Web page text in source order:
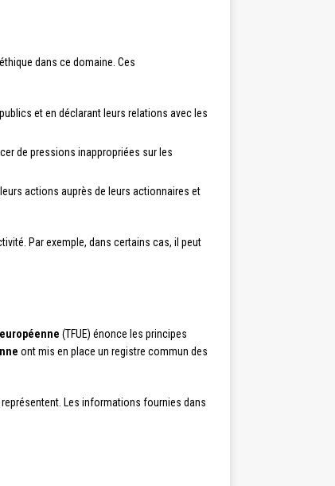
dans ce domaine. Ces
et en déclarant leurs relations avec les
de pressions inappropriées sur les
actions auprès de leurs actionnaires et
Par exemple, dans certains cas, il peut
(TFUE) énonce les principes
ont mis en place un registre commun des
Les informations fournies dans